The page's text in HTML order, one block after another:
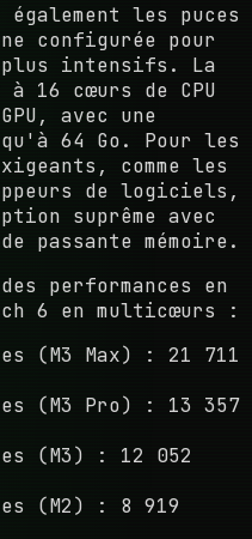
les puces
configurée pour
plus intensifs. La
16 cœurs de CPU
avec une
64 Go. Pour les
comme les
de logiciels,
suprême avec
passante mémoire.
performances en
6 en multicœurs :
(M3 Max) : 21 711
(M3 Pro) : 13 357
(M3) : 12 052
(M2) : 8 919